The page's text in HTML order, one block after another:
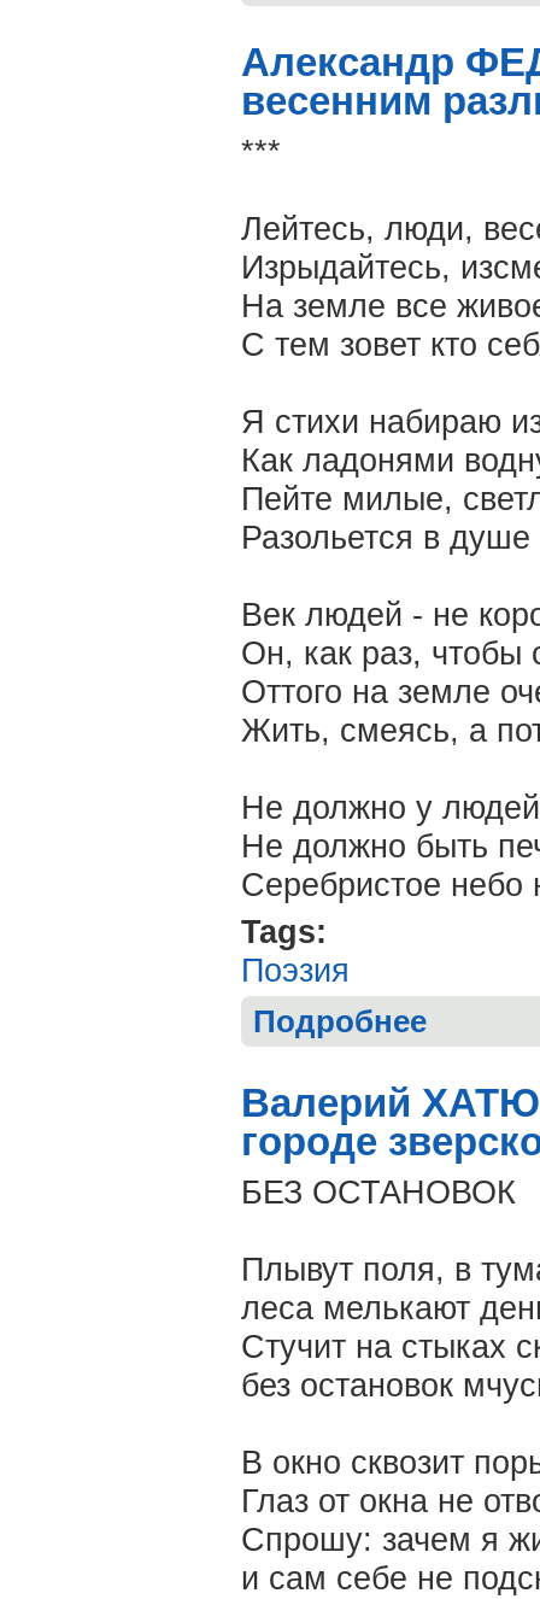
Александр
весенним
***
Лейтесь, люди,
Изрыдайтесь,
На земле все
С тем зовет кто
Я стихи набираю
Как ладонями
Пейте милые,
Разольется в душе
Век людей - не
Он, как раз, чтобы
Оттого на земле
Жить, смеясь, а
Не должно у
Не должно быть
Серебристое небо
Tags:
Поэзия
Подробнее
Валерий
городе
БЕЗ ОСТАНОВОК
Плывут поля, в
леса мелькают
Стучит на стыках
без остановок
В окно сквозит
Глаз от окна не
Спрошу: зачем я
и сам себе не